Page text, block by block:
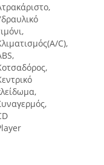
C),